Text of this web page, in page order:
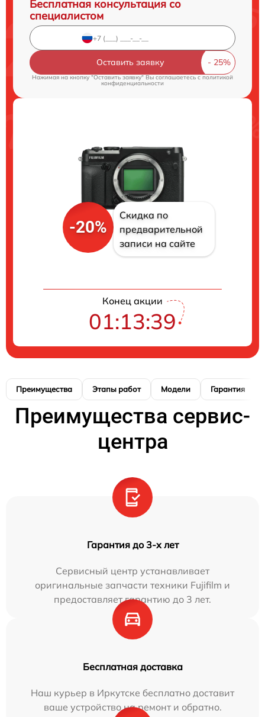
Бесплатная консультация со
специалистом
Оставить заявку
Нажимая на кнопку "Оставить заявку" Вы соглашаетесь c политикой
конфиденциальности
-20%
Скидка по
предварительной
записи на сайте
Конец акции
01:13:38
Преимущества Этапы работ Модели Гарантия
Преимущества сервис-
центра
Гарантия до 3-х лет
Сервисный центр устанавливает
оригинальные запчасти техники Fujifilm и
предоставляет гарантию до 3 лет.
Бесплатная доставка
Наш курьер в Иркутске бесплатно доставит
ваше устройство на ремонт и обратно.